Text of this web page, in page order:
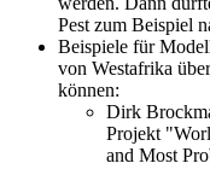
Pest zum Beispiel
Beispiele für
von Westafrika
können:
Dirk
Projekt
and Most